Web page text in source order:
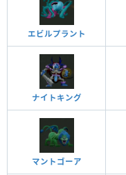
エビルプラント
ナイトキング
マントゴーア